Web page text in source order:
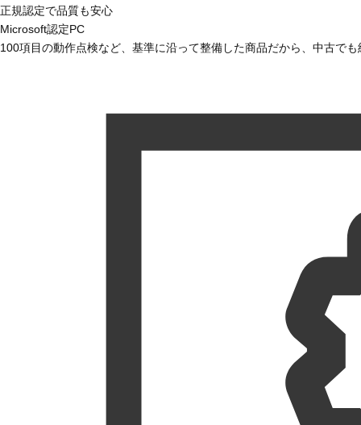
正規認定で品質も安心
Microsoft認定PC
100項目の動作点検など、基準に沿って整備した商品だから、中古で